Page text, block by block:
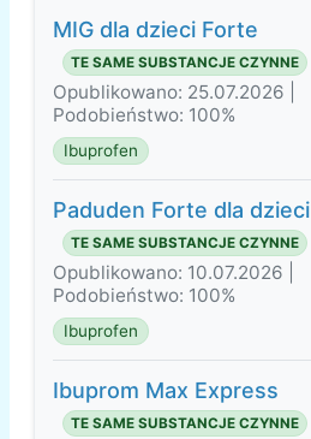
MIG dla dzieci Forte
TE SAME SUBSTANCJE CZYNNE
Opublikowano: 25.07.2026 |
Podobieństwo: 100%
Ibuprofen
Paduden Forte dla dzieci
TE SAME SUBSTANCJE CZYNNE
Opublikowano: 10.07.2026 |
Podobieństwo: 100%
Ibuprofen
Ibuprom Max Express
TE SAME SUBSTANCJE CZYNNE